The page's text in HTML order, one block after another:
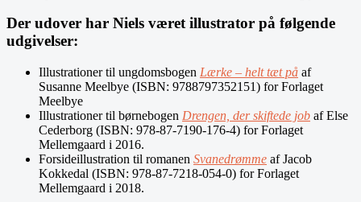
Der udover har Niels været illustrator på følgende
udgivelser:
Illustrationer til ungdomsbogen Lærke – helt tæt på af
Susanne Meelbye (ISBN: 9788797352151) for Forlaget
Meelbye
Illustrationer til børnebogen Drengen, der skiftede job af Else
Cederborg (ISBN: 978-87-7190-176-4) for Forlaget
Mellemgaard i 2016.
Forsideillustration til romanen Svanedrømme af Jacob
Kokkedal (ISBN: 978-87-7218-054-0) for Forlaget
Mellemgaard i 2018.